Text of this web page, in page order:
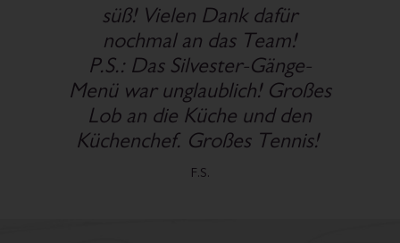
meine Erwartungen bei
Weitem übertroffen. Ich
hoffe, künftig an allen
Veranstaltungen, die bei Ihnen
im Haus stattfinden,
teilnehmen zu können!
A.L.